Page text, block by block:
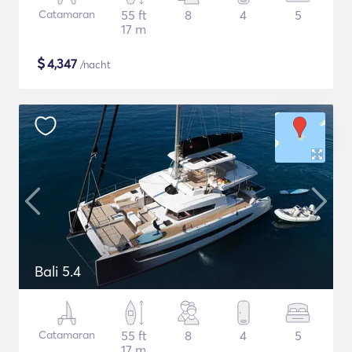
Catamaran
55 ft
17 m
8 4 5
$4,347 /nacht
Bali 5.4
Catamaran
55 ft
8 4 5